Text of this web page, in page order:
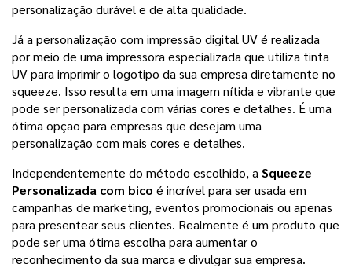
personalização durável e de alta qualidade.
Já a personalização com impressão digital UV é realizada
por meio de uma impressora especializada que utiliza tinta
UV para imprimir o logotipo da sua empresa diretamente no
squeeze. Isso resulta em uma imagem nítida e vibrante que
pode ser personalizada com várias cores e detalhes. É uma
ótima opção para empresas que desejam uma
personalização com mais cores e detalhes.
Independentemente do método escolhido, a Squeeze
Personalizada com bico é incrível para ser usada em
campanhas de marketing, eventos promocionais ou apenas
para presentear seus clientes. Realmente é um produto que
pode ser uma ótima escolha para aumentar o
reconhecimento da sua marca e divulgar sua empresa.